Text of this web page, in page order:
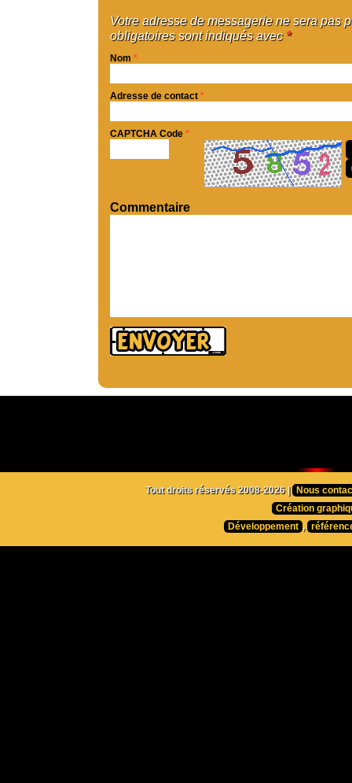
Votre adresse de messagerie ne sera pas
obligatoires sont indiqués avec *
Nom *
Adresse de contact *
CAPTCHA Code *
Commentaire
Tout droits réservés 2008-2026 |
Nous
Création
Développement ,